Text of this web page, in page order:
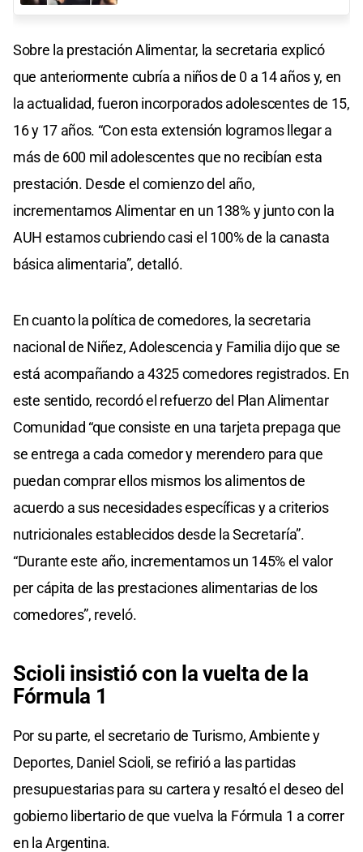
Sobre la prestación Alimentar, la secretaria explicó
que anteriormente cubría a niños de 0 a 14 años y, en
la actualidad, fueron incorporados adolescentes de 15,
16 y 17 años. “Con esta extensión logramos llegar a
más de 600 mil adolescentes que no recibían esta
prestación. Desde el comienzo del año,
incrementamos Alimentar en un 138% y junto con la
AUH estamos cubriendo casi el 100% de la canasta
básica alimentaria”, detalló.
En cuanto la política de comedores, la secretaria
nacional de Niñez, Adolescencia y Familia dijo que se
está acompañando a 4325 comedores registrados. En
este sentido, recordó el refuerzo del Plan Alimentar
Comunidad “que consiste en una tarjeta prepaga que
se entrega a cada comedor y merendero para que
puedan comprar ellos mismos los alimentos de
acuerdo a sus necesidades específicas y a criterios
nutricionales establecidos desde la Secretaría”.
“Durante este año, incrementamos un 145% el valor
per cápita de las prestaciones alimentarias de los
comedores”, reveló.
Scioli insistió con la vuelta de la
Fórmula 1
Por su parte, el secretario de Turismo, Ambiente y
Deportes, Daniel Scioli, se refirió a las partidas
presupuestarias para su cartera y resaltó el deseo del
gobierno libertario de que vuelva la Fórmula 1 a correr
en la Argentina.